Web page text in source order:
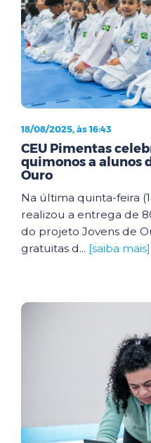
18/08/2025, às 16:43
CEU Pimentas
quimonos a alunos
Ouro
Na última quinta-feira
realizou a entrega de
do projeto Jovens de
gratuitas d... [saiba mais]